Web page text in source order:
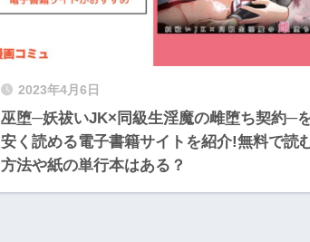
2023年4月6日
巫堕─妖祓いJK×同級生淫魔の雌堕ち契約─
安く読める電子書籍サイトを紹介!無料で読
方法や紙の単行本はある？